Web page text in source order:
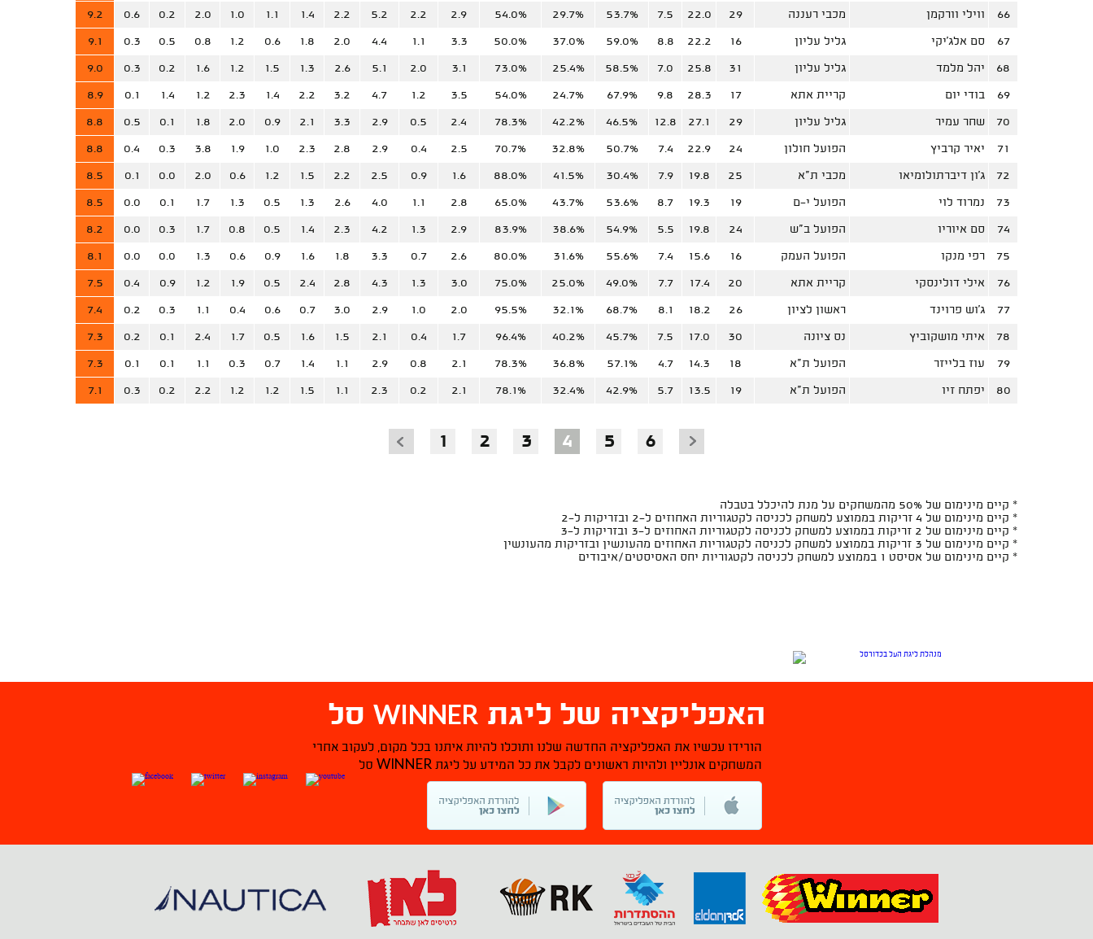
66 ווילי וורקמן מכבי רעננה 29
22.0
7.5
53.7%
29.7%
54.0%
2.9
2.2
5.2
2.2
1.4
1.1
1.0
2.0
0.2
0.6
9.2
67 סם אלג'יקי גליל עליון 16
22.2
8.8
59.0%
37.0%
50.0%
3.3
1.1
4.4
2.0
1.8
0.6
1.2
0.8
0.5
0.3
9.1
68 יהל מלמד גליל עליון 31
25.8
7.0
58.5%
25.4%
73.0%
3.1
2.0
5.1
2.6
1.3
1.5
1.2
1.6
0.2
0.3
9.0
69 בודי יום קריית אתא 17
28.3
9.8
67.9%
24.7%
54.0%
3.5
1.2
4.7
3.2
2.2
1.4
2.3
1.2
1.4
0.1
8.9
70 שחר עמיר גליל עליון 29
27.1
12.8
46.5%
42.2%
78.3%
2.4
0.5
2.9
3.3
2.1
0.9
2.0
1.8
0.1
0.5
8.8
71 יאיר קרביץ הפועל חולון 24
22.9
7.4
50.7%
32.8%
70.7%
2.5
0.4
2.9
2.8
2.3
1.0
1.9
3.8
0.3
0.4
8.8
72 ג'ון דיברתולומיאו מכבי ת"א 25
19.8
7.9
30.4%
41.5%
88.0%
1.6
0.9
2.5
2.2
1.5
1.2
0.6
2.0
0.0
0.1
8.5
73 נמרוד לוי הפועל י-ם 19
19.3
8.7
53.6%
43.7%
65.0%
2.8
1.1
4.0
2.6
1.3
0.5
1.3
1.7
0.1
0.0
8.5
74 סם איוריו הפועל ב"ש 24
19.8
5.5
54.9%
38.6%
83.9%
2.9
1.3
4.2
2.3
1.4
0.5
0.8
1.7
0.3
0.0
8.2
75 רפי מנקו הפועל העמק 16
15.6
7.4
55.6%
31.6%
80.0%
2.6
0.7
3.3
1.8
1.6
0.9
0.6
1.3
0.0
0.0
8.1
76 אילי דולינסקי קריית אתא 20
17.4
7.7
49.0%
25.0%
75.0%
3.0
1.3
4.3
2.8
2.4
0.5
1.9
1.2
0.9
0.4
7.5
77 ג'וש פרוינד ראשון לציון 26
18.2
8.1
68.7%
32.1%
95.5%
2.0
1.0
2.9
3.0
0.7
0.6
0.4
1.1
0.3
0.2
7.4
78 איתי מושקוביץ נס ציונה 30
17.0
7.5
45.7%
40.2%
96.4%
1.7
0.4
2.1
1.5
1.6
0.5
1.7
2.4
0.1
0.2
7.3
79 עוז בלייזר הפועל ת"א 18
14.3
4.7
57.1%
36.8%
78.3%
2.1
0.8
2.9
1.1
1.4
0.7
0.3
1.1
0.1
0.1
7.3
80 יפתח זיו הפועל ת"א 19
13.5
5.7
42.9%
32.4%
78.1%
2.1
0.2
2.3
1.1
1.5
1.2
1.2
2.2
0.2
0.3
7.1
1 2 3 4 5 6
* קיים מינימום של 50% מהמשחקים על מנת להיכלל בטבלה
* קיים מינימום של 4 זריקות בממוצע למשחק לכניסה לקטגוריות האחוזים ל-2 ובזריקות ל-2
* קיים מינימום של 2 זריקות בממוצע למשחק לכניסה לקטגוריות האחוזים ל-3 ובזריקות ל-3
* קיים מינימום של 3 זריקות בממוצע למשחק לכניסה לקטגוריות האחוזים מהעונשין ובזריקות מהעונשין
* קיים מינימום של אסיסט 1 בממוצע למשחק לכניסה לקטגוריות יחס האסיסטים/איבודים
האפליקציה של ליגת WINNER סל
הורידו עכשיו את האפליקציה החדשה שלנו ותוכלו להיות איתנו בכל מקום, לעקוב אחרי
המשחקים אונליין ולהיות ראשונים לקבל את כל המידע על ליגת WINNER סל